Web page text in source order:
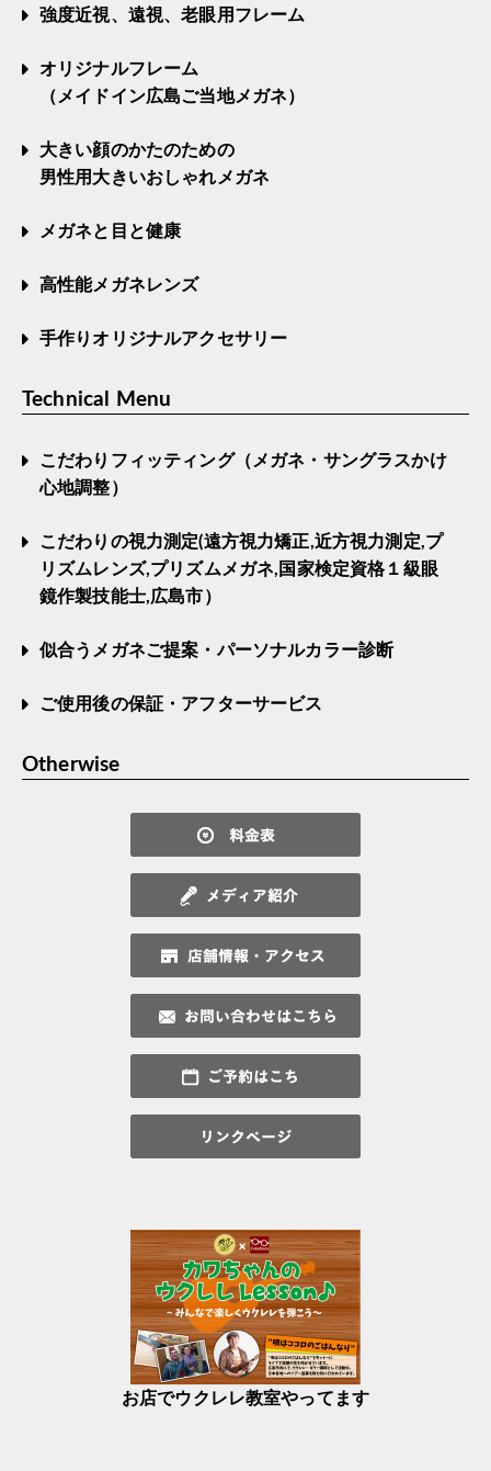
強度近視、遠視、老眼用フレーム
オリジナルフレーム
（メイドイン広島ご当地メガネ）
大きい顔のかたのための
男性用大きいおしゃれメガネ
メガネと目と健康
高性能メガネレンズ
手作りオリジナルアクセサリー
Technical Menu
こだわりフィッティング（メガネ・サングラスかけ
心地調整）
こだわりの視力測定(遠方視力矯正,近方視力測定,プ
リズムレンズ,プリズムメガネ,国家検定資格１級眼
鏡作製技能士,広島市）
似合うメガネご提案・パーソナルカラー診断
ご使用後の保証・アフターサービス
Otherwise
お店でウクレレ教室やってます